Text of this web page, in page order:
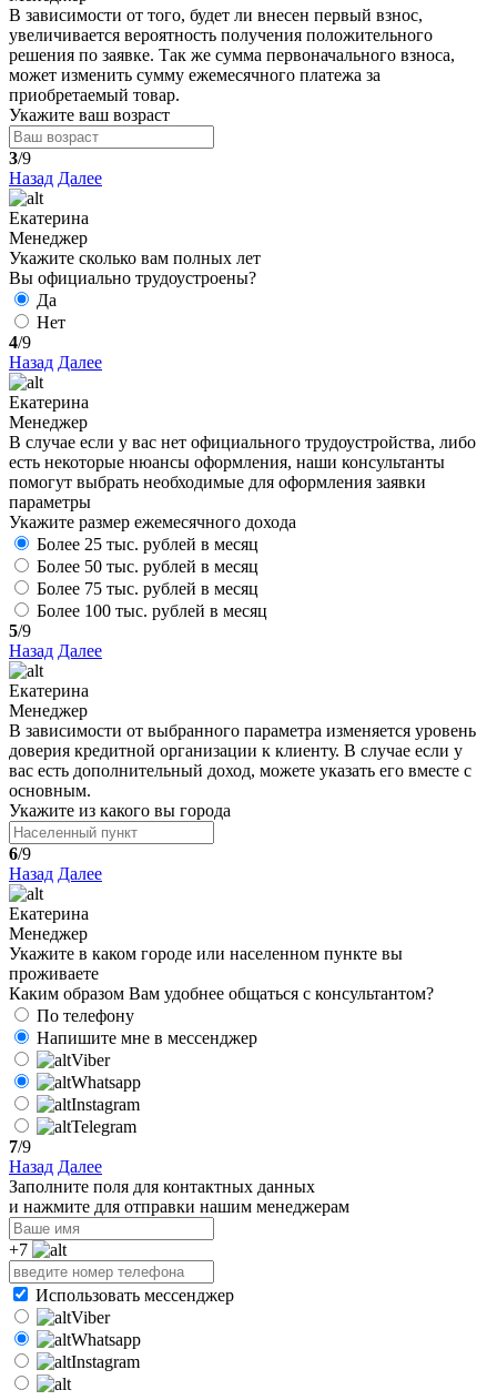
В зависимости от того, будет ли внесен первый взнос,
увеличивается вероятность получения положительного
решения по заявке. Так же сумма первоначального взноса,
может изменить сумму ежемесячного платежа за
приобретаемый товар.
Укажите ваш возраст
3/9
Назад Далее
Екатерина
Менеджер
Укажите сколько вам полных лет
Вы официально трудоустроены?
Да
Нет
4/9
Назад Далее
Екатерина
Менеджер
В случае если у вас нет официального трудоустройства, либо
есть некоторые нюансы оформления, наши консультанты
помогут выбрать необходимые для оформления заявки
параметры
Укажите размер ежемесячного дохода
Более 25 тыс. рублей в месяц
Более 50 тыс. рублей в месяц
Более 75 тыс. рублей в месяц
Более 100 тыс. рублей в месяц
5/9
Назад Далее
Екатерина
Менеджер
В зависимости от выбранного параметра изменяется уровень
доверия кредитной организации к клиенту. В случае если у
вас есть дополнительный доход, можете указать его вместе с
основным.
Укажите из какого вы города
6/9
Назад Далее
Екатерина
Менеджер
Укажите в каком городе или населенном пункте вы
проживаете
Каким образом Вам удобнее общаться с консультантом?
По телефону
Напишите мне в мессенджер
Viber
Whatsapp
Instagram
Telegram
7/9
Назад Далее
Заполните поля для контактных данных
и нажмите для отправки нашим менеджерам
+7
Использовать мессенджер
Viber
Whatsapp
Instagram